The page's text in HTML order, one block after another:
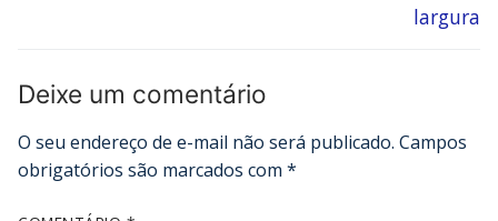
largura
Deixe um comentário
O seu endereço de e-mail não será publicado. Campos
obrigatórios são marcados com *